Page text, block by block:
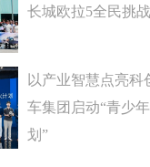
长城欧拉5全民挑
以产业智慧点亮科
车集团启动“青少
划”